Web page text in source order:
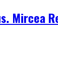
Mircea